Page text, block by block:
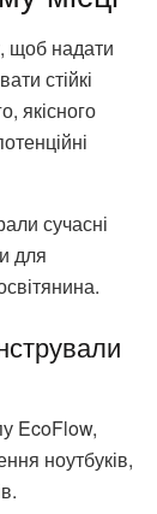
щоб надати
стійкі
якісного
сучасні
для
EcoFlow,
ноутбуків,